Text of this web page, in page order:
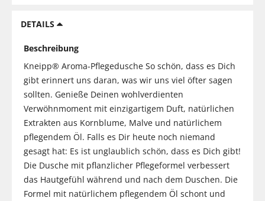
DETAILS
Beschreibung
Kneipp® Aroma-Pflegedusche So schön, dass es Dich
gibt erinnert uns daran, was wir uns viel öfter sagen
sollten. Genieße Deinen wohlverdienten
Verwöhnmoment mit einzigartigem Duft, natürlichen
Extrakten aus Kornblume, Malve und natürlichem
pflegendem Öl. Falls es Dir heute noch niemand
gesagt hat: Es ist unglaublich schön, dass es Dich gibt!
Die Dusche mit pflanzlicher Pflegeformel verbessert
das Hautgefühl während und nach dem Duschen. Die
Formel mit natürlichem pflegendem Öl schont und